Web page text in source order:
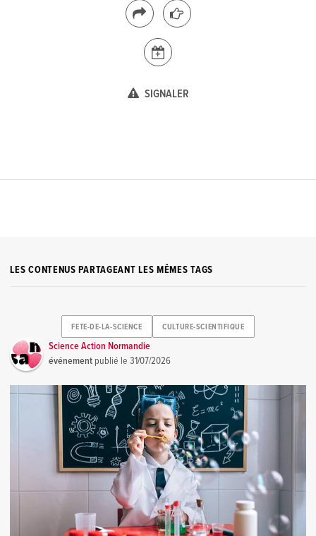
SIGNALER
LES CONTENUS PARTAGEANT LES MÊMES TAGS
FETE-DE-LA-SCIENCE CULTURE-SCIENTIFIQUE
Science Action Normandie
événement publié le31/07/2026